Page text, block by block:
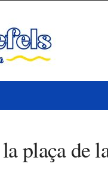
plaça de